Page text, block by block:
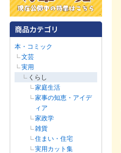
本・コミック
文芸
実用
くらし
家庭生活
家事の知恵・アイデ
ィア
家政学
雑貨
住まい・住宅
実用カット集